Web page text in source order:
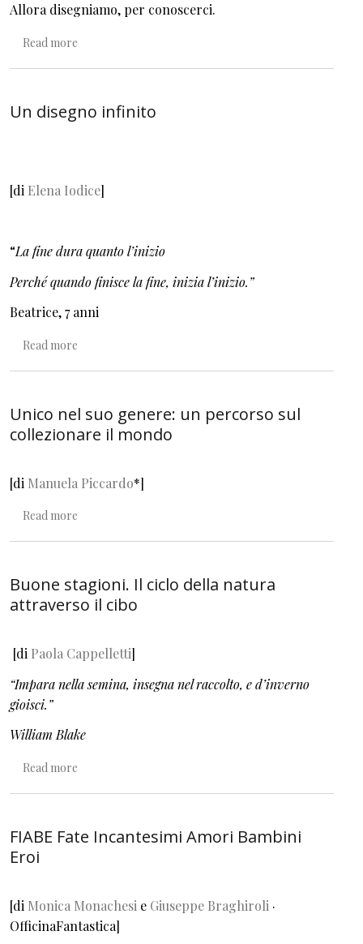
Allora disegniamo, per conoscerci.
Read more
Un disegno infinito
[di Elena Iodice]
“La fine dura quanto l’inizio
Perché quando finisce la fine, inizia l’inizio.”
Beatrice, 7 anni
Read more
Unico nel suo genere: un percorso sul
collezionare il mondo
[di Manuela Piccardo*]
Read more
Buone stagioni. Il ciclo della natura
attraverso il cibo
[di Paola Cappelletti]
“Impara nella semina, insegna nel raccolto, e d’inverno
gioisci.”
William Blake
Read more
FIABE Fate Incantesimi Amori Bambini
Eroi
[di Monica Monachesi e Giuseppe Braghiroli ·
OfficinaFantastica]